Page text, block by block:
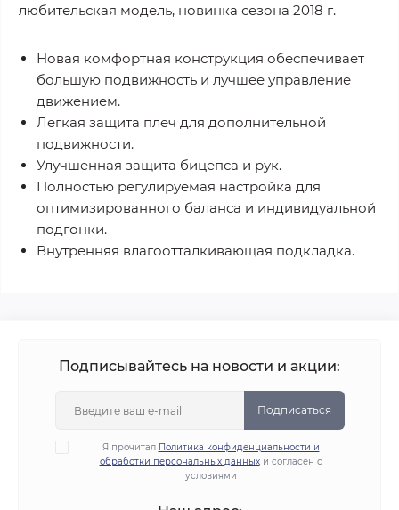
любительская модель, новинка сезона 2018 г.
Новая комфортная конструкция обеспечивает
большую подвижность и лучшее управление
движением.
Легкая защита плеч для дополнительной
подвижности.
Улучшенная защита бицепса и рук.
Полностью регулируемая настройка для
оптимизированного баланса и индивидуальной
подгонки.
Внутренняя влагоотталкивающая подкладка.
Подписывайтесь на новости и акции:
Подписаться
Я прочитал Политика конфиденциальности и
обработки персональных данныхи согласен с
условиями